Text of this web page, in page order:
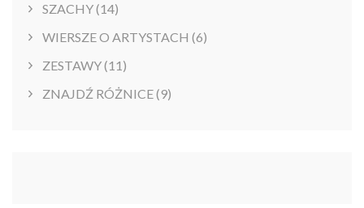
SZACHY(14)
WIERSZE O ARTYSTACH (6)
ZESTAWY(11)
ZNAJDŹ RÓŻNICE(9)